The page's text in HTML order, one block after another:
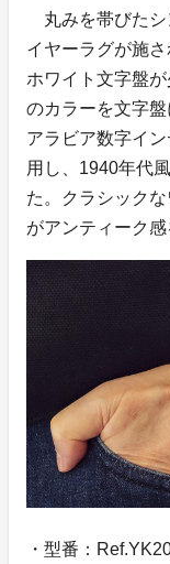
丸みを帯びたシ
イヤーラグが施
ホワイト文字盤
のカラーを文字
アラビア数字イ
用し、1940年代
た。クラシック
がアンティーク感
・型番：